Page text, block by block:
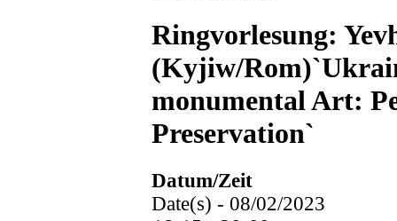
Ringvorlesung:
(Kyjiw/
monumental Art:
Preservation`
Datum/Zeit
Date(s) - 08/02/2023